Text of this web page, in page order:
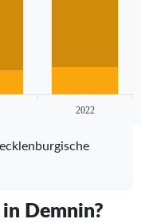
2022
Demnin?